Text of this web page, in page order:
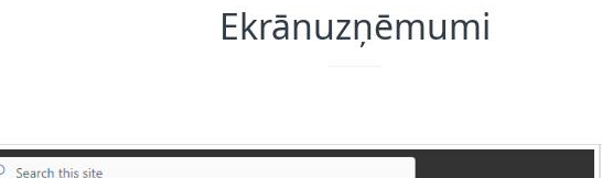
Ekrānuzņēmumi